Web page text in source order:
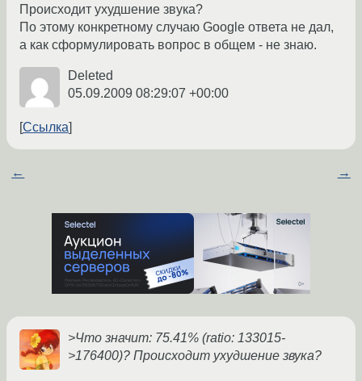
Происходит ухудшение звука?
По этому конкретному случаю Google ответа не дал,
а как сформулировать вопрос в общем - не знаю.
Deleted
05.09.2009 08:29:07 +00:00
Ссылка
← →
>Что значит: 75.41% (ratio: 133015-
>176400)? Происходит ухудшение звука?